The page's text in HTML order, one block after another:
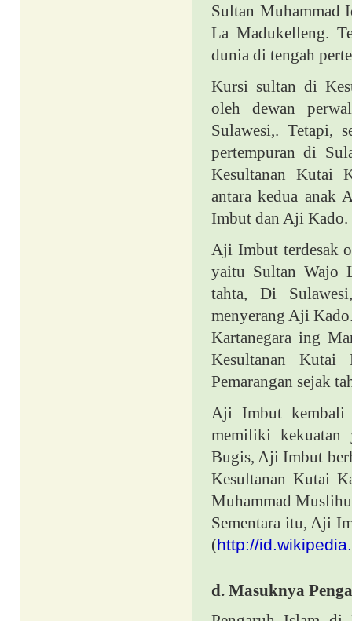
Sultan Muhammad
La Madukelleng.
dunia di tengah
Kursi sultan di
oleh dewan
Sulawesi,. Tetapi,
pertempuran di
Kesultanan Kutai
antara kedua anak
Imbut dan Aji Kado.
Aji Imbut terdesak
yaitu Sultan Wajo
tahta, Di
menyerang Aji
Kartanegara ing
Kesultanan Kutai
Pemarangan sejak
Aji Imbut kembali
memiliki kekuatan
Bugis, Aji Imbut
Kesultanan Kutai
Muhammad
Sementara itu, Aji
(http://
d. Masuknya